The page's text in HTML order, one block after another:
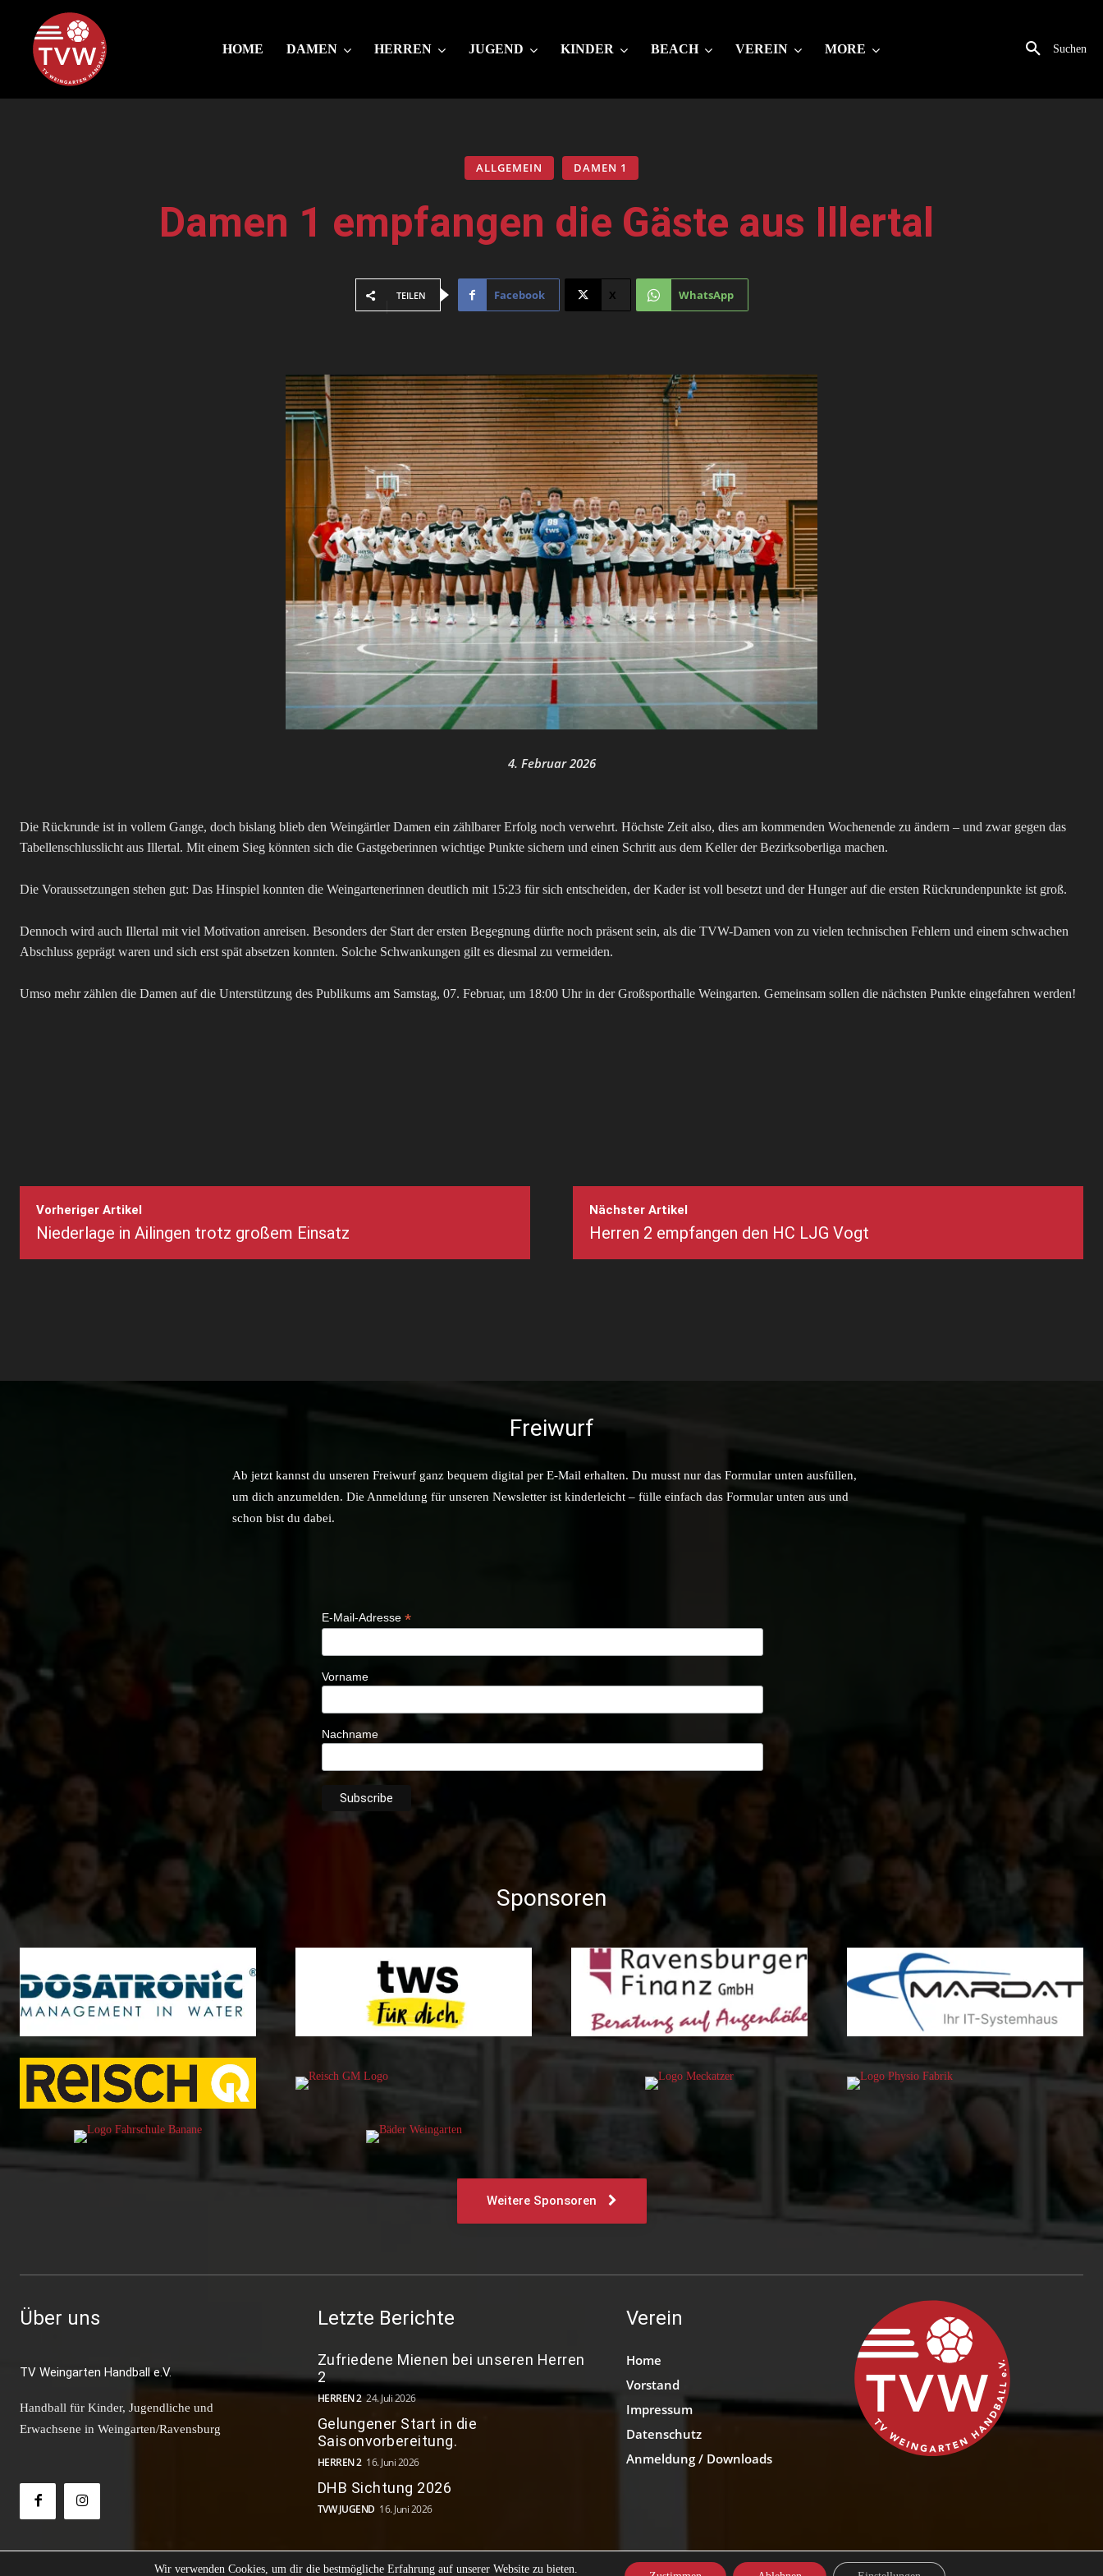
HOME DAMEN HERREN JUGEND KINDER BEACH VEREIN MORE Suchen
ALLGEMEIN DAMEN 1
Damen 1 empfangen die Gäste aus Illertal
TEILEN Facebook X WhatsApp
4. Februar 2026
Die Rückrunde ist in vollem Gange, doch bislang blieb den Weingärtler Damen ein zählbarer Erfolg noch verwehrt. Höchste Zeit also, dies am kommenden Wochenende zu ändern – und zwar gegen das
Tabellenschlusslicht aus Illertal. Mit einem Sieg könnten sich die Gastgeberinnen wichtige Punkte sichern und einen Schritt aus dem Keller der Bezirksoberliga machen.
Die Voraussetzungen stehen gut: Das Hinspiel konnten die Weingartenerinnen deutlich mit 15:23 für sich entscheiden, der Kader ist voll besetzt und der Hunger auf die ersten Rückrundenpunkte ist groß.
Dennoch wird auch Illertal mit viel Motivation anreisen. Besonders der Start der ersten Begegnung dürfte noch präsent sein, als die TVW-Damen von zu vielen technischen Fehlern und einem schwachen
Abschluss geprägt waren und sich erst spät absetzen konnten. Solche Schwankungen gilt es diesmal zu vermeiden.
Umso mehr zählen die Damen auf die Unterstützung des Publikums am Samstag, 07. Februar, um 18:00 Uhr in der Großsporthalle Weingarten. Gemeinsam sollen die nächsten Punkte eingefahren werden!
Vorheriger Artikel
Niederlage in Ailingen trotz großem Einsatz
Nächster Artikel
Herren 2 empfangen den HC LJG Vogt
Freiwurf
Ab jetzt kannst du unseren Freiwurf ganz bequem digital per E-Mail erhalten. Du musst nur das Formular unten ausfüllen,
um dich anzumelden. Die Anmeldung für unseren Newsletter ist kinderleicht – fülle einfach das Formular unten aus und
schon bist du dabei.
E-Mail-Adresse *
Vorname
Nachname
Sponsoren
Weitere Sponsoren
Über uns
TV Weingarten Handball e.V.
Handball für Kinder, Jugendliche und
Erwachsene in Weingarten/Ravensburg
Letzte Berichte
Zufriedene Mienen bei unseren Herren
2
HERREN 2 24. Juli 2026
Gelungener Start in die
Saisonvorbereitung.
HERREN 2 16. Juni 2026
DHB Sichtung 2026
TVW JUGEND 16. Juni 2026
Verein
Home
Vorstand
Impressum
Datenschutz
Anmeldung / Downloads
Wir verwenden Cookies, um dir die bestmögliche Erfahrung auf unserer Website zu bieten.